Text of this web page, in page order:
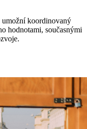
koordinovaný
hodnotami, současnými